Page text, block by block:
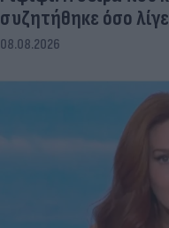
συζητήθηκε όσο
08.08.2026